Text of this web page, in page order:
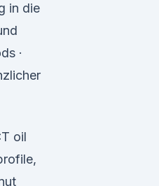
in die
·
oil